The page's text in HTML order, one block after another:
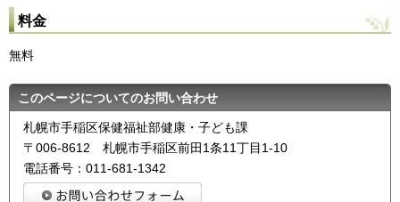
料金
無料
このページについてのお問い合わせ
札幌市手稲区保健福祉部健康・子ども課
〒006-8612 札幌市手稲区前田1条11丁目1-10
電話番号：011-681-1342